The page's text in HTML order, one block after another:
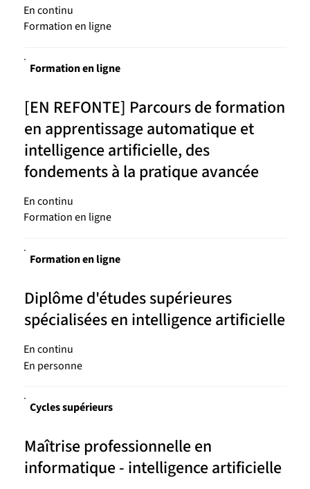
En continu
Formation en ligne
Formation en ligne
[EN REFONTE] Parcours de formation
en apprentissage automatique et
intelligence artificielle, des
fondements à la pratique avancée
En continu
Formation en ligne
Formation en ligne
Diplôme d'études supérieures
spécialisées en intelligence artificielle
En continu
En personne
Cycles supérieurs
Maîtrise professionnelle en
informatique - intelligence artificielle